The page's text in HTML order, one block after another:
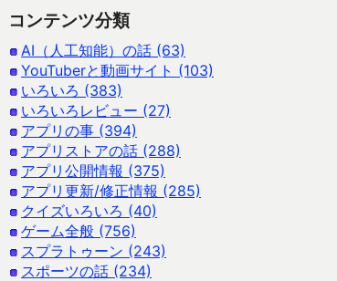
コンテンツ分類
AI（人工知能）の話 (63)
YouTuberと動画サイト (103)
いろいろ (383)
いろいろレビュー (27)
アプリの事 (394)
アプリストアの話 (288)
アプリ公開情報 (375)
アプリ更新/修正情報 (285)
クイズいろいろ (40)
ゲーム全般 (756)
スプラトゥーン (243)
スポーツの話 (234)